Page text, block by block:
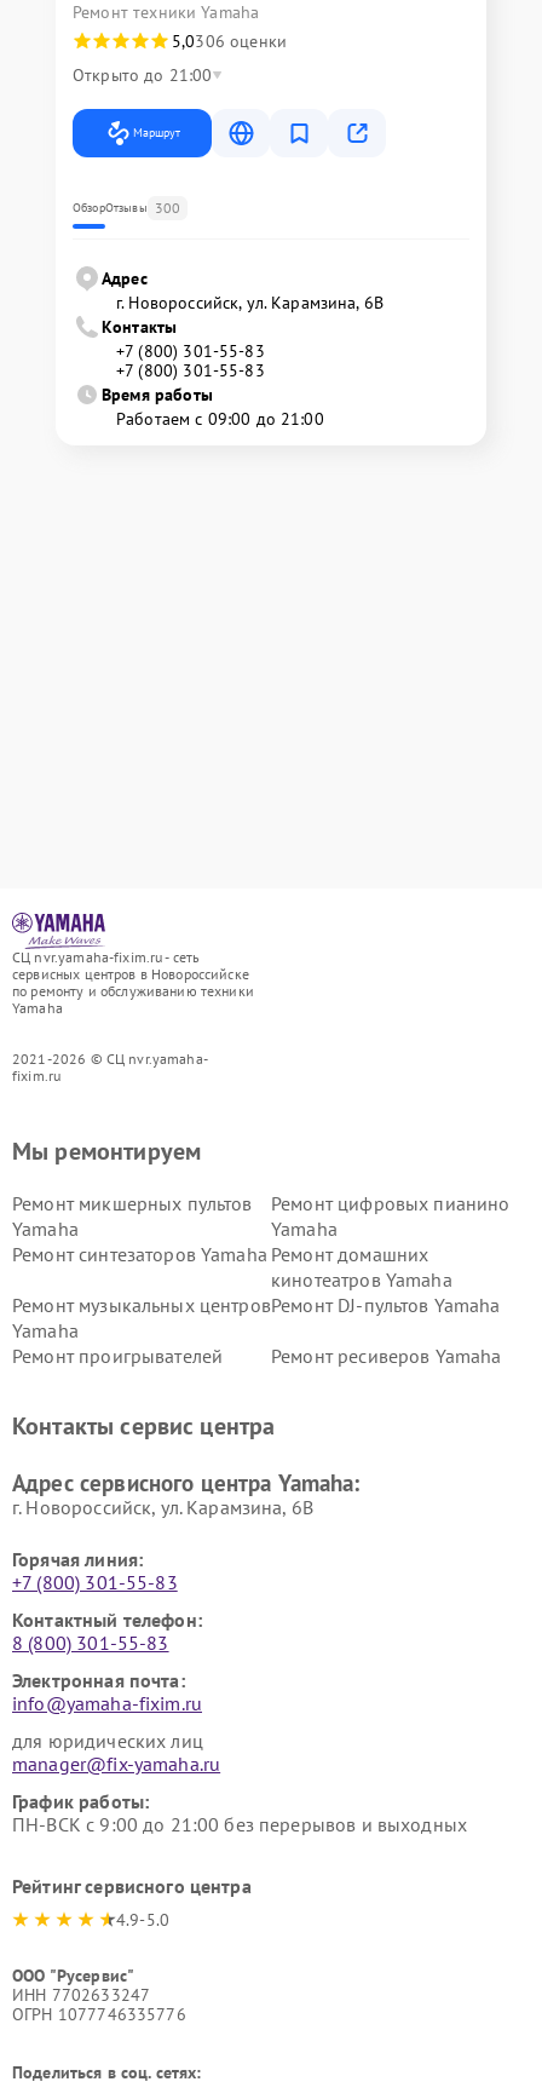
Ремонт техники Yamaha
5,0306 оценки
Открыто до 21:00
Маршрут
ОбзорОтзывы 300
Адрес
г. Новороссийск, ул. Карамзина, 6В
Контакты
+7 (800) 301-55-83
+7 (800) 301-55-83
Время работы
Работаем с 09:00 до 21:00
СЦ nvr.yamaha-fixim.ru - сеть
сервисных центров в Новороссийске
по ремонту и обслуживанию техники
Yamaha
2021-2026 © СЦ nvr.yamaha-
fixim.ru
Мы ремонтируем
Ремонт микшерных пультов
Yamaha
Ремонт цифровых пианино
Yamaha
Ремонт синтезаторов Yamaha Ремонт домашних
кинотеатров Yamaha
Ремонт музыкальных центров
Yamaha
Ремонт DJ-пультов Yamaha
Ремонт проигрывателей
Ремонт ресиверов Yamaha
Yamaha
Yamaha
Контакты сервис центра
Адрес сервисного центра Yamaha:
г. Новороссийск, ул. Карамзина, 6В
Горячая линия:
+7 (800) 301-55-83
Контактный телефон:
8 (800) 301-55-83
Электронная почта:
info@yamaha-fixim.ru
для юридических лиц
manager@fix-yamaha.ru
График работы:
ПН-ВСК с 9:00 до 21:00 без перерывов и выходных
Рейтинг сервисного центра
4.9-5.0
ООО "Русервис"
ИНН 7702633247
ОГРН 1077746335776
Поделиться в соц. сетях: